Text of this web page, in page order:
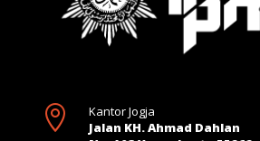

Kantor Jogja
Jalan KH. Ahmad Dahlan